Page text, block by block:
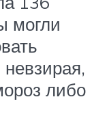
могли
либо